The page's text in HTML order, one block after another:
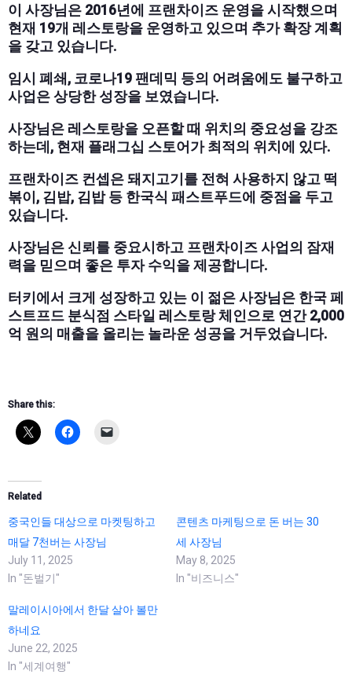
이 사장님은 2016년에 프랜차이즈 운영을 시작했으며
현재 19개 레스토랑을 운영하고 있으며 추가 확장 계획
을 갖고 있습니다.
임시 폐쇄, 코로나19 팬데믹 등의 어려움에도 불구하고
사업은 상당한 성장을 보였습니다.
사장님은 레스토랑을 오픈할 때 위치의 중요성을 강조
하는데, 현재 플래그십 스토어가 최적의 위치에 있다.
프랜차이즈 컨셉은 돼지고기를 전혀 사용하지 않고 떡
볶이, 김밥, 김밥 등 한국식 패스트푸드에 중점을 두고
있습니다.
사장님은 신뢰를 중요시하고 프랜차이즈 사업의 잠재
력을 믿으며 좋은 투자 수익을 제공합니다.
터키에서 크게 성장하고 있는 이 젊은 사장님은 한국 페
스트프드 분식점 스타일 레스토랑 체인으로 연간 2,000
억 원의 매출을 올리는 놀라운 성공을 거두었습니다.
Share this:
Related
중국인들 대상으로 마켓팅하고
매달 7천버는 사장님
July 11, 2025
In "돈벌기"
콘텐츠 마케팅으로 돈 버는 30
세 사장님
May 8, 2025
In "비즈니스"
말레이시아에서 한달 살아 볼만
하네요
June 22, 2025
In "세계여행"